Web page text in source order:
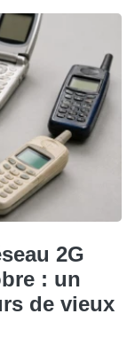
2G
: un
de vieux